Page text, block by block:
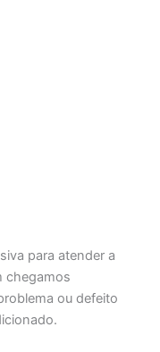
para atender a
chegamos
ou defeito